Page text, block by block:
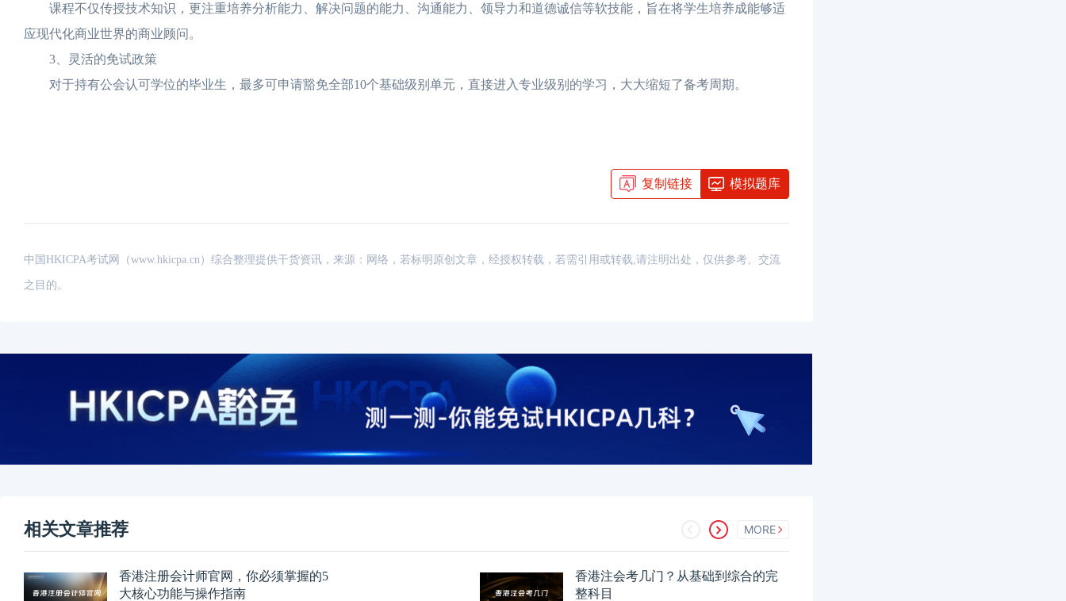
课程不仅传授技术知识，更注重培养分析能力、解决问题的能力、沟通能力、领导力和道德诚信等软技能，旨在将学生培养成能够适
应现代化商业世界的商业顾问。
3、灵活的免试政策
对于持有公会认可学位的毕业生，最多可申请豁免全部10个基础级别单元，直接进入专业级别的学习，大大缩短了备考周期。
复制链接 模拟题库
中国HKICPA考试网（www.hkicpa.cn）综合整理提供干货资讯，来源：网络，若标明原创文章，经授权转载，若需引用或转载,请注明出处，仅供参考、交流
之目的。
相关文章推荐 MORE
香港注册会计师官网，你必须掌握的5
大核心功能与操作指南
香港注会考几门？从基础到综合的完
整科目